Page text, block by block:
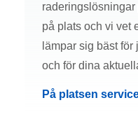
på plats och vi vet
lämpar sig bäst
och för dina
På platsen